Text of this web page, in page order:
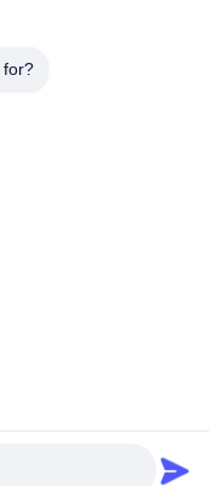
Co., Ltd. -
for?